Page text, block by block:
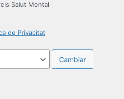
Salut Mental
de Privacitat